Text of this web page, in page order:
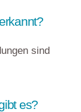
sind
es?